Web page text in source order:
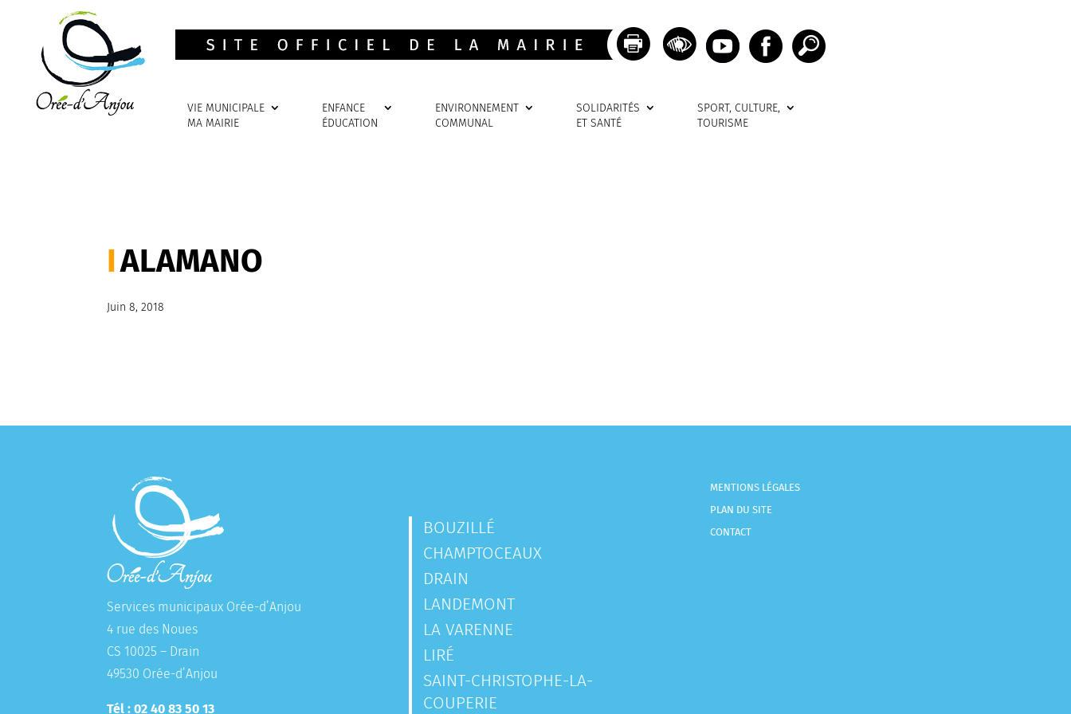
VIE MUNICIPALE
MA MAIRIE
ENFANCE
ÉDUCATION
ENVIRONNEMENT
COMMUNAL
SOLIDARITÉS
ET SANTÉ
SPORT, CULTURE,
TOURISME
ALAMANO
Juin 8, 2018
Services municipaux Orée-d’Anjou
4 rue des Noues
CS 10025 – Drain
49530 Orée-d’Anjou
Tél : 02 40 83 50 13
BOUZILLÉ
CHAMPTOCEAUX
DRAIN
LANDEMONT
LA VARENNE
LIRÉ
SAINT-CHRISTOPHE-LA-
COUPERIE
MENTIONS LÉGALES
PLAN DU SITE
CONTACT